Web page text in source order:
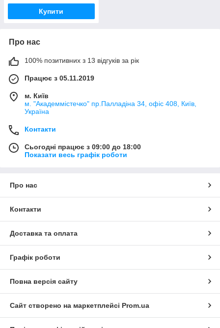
Купити
Про нас
100% позитивних з 13 відгуків за рік
Працює з 05.11.2019
м. Київ
м. "Академмістечко" пр.Палладіна 34, офіс 408, Київ,
Україна
Контакти
Сьогодні працює з 09:00 до 18:00
Показати весь графік роботи
Про нас
Контакти
Доставка та оплата
Графік роботи
Повна версія сайту
Сайт створено на маркетплейсі Prom.ua